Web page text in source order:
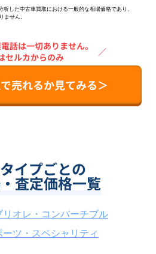
した中古車買取における一般的な相場価格であり、
ません。
話は一切ありません。
セルカからのみ
／
売れるか見てみる＞
イプごとの
査定価格一覧
リオレ・コンバーチブル
ーツ・スペシャリティ